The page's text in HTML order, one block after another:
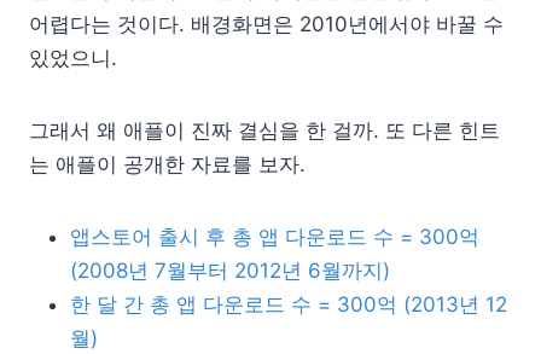
어렵다는 것이다. 배경화면은 2010년에서야 바꿀 수
있었으니.
그래서 왜 애플이 진짜 결심을 한 걸까. 또 다른 힌트
는 애플이 공개한 자료를 보자.
앱스토어 출시 후 총 앱 다운로드 수 = 300억
(2008년 7월부터 2012년 6월까지)
한 달 간 총 앱 다운로드 수 = 300억 (2013년 12
월)